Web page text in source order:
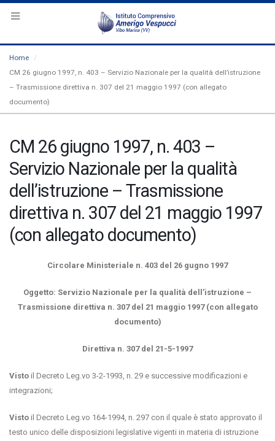
Home
CM 26 giugno 1997, n. 403 – Servizio Nazionale per la qualità dell’istruzione
– Trasmissione direttiva n. 307 del 21 maggio 1997 (con allegato
documento)
CM 26 giugno 1997, n. 403 –
Servizio Nazionale per la qualità
dell’istruzione – Trasmissione
direttiva n. 307 del 21 maggio 1997
(con allegato documento)
Circolare Ministeriale n. 403 del 26 gugno 1997
Oggetto: Servizio Nazionale per la qualità dell’istruzione –
Trasmissione direttiva n. 307 del 21 maggio 1997 (con allegato
documento)
Direttiva n. 307 del 21-5-1997
Visto il Decreto Leg.vo 3-2-1993, n. 29 e successive modificazioni e
integrazioni;
Visto il Decreto Leg.vo 164-1994, n. 297 con il quale è stato approvato il
testo unico delle disposizioni legislative vigenti in materia di istruzione